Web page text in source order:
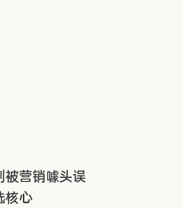
被营销噱头误
核心